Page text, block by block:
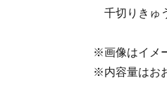
千切りきゅ
※画像はイメ
※内容量はお